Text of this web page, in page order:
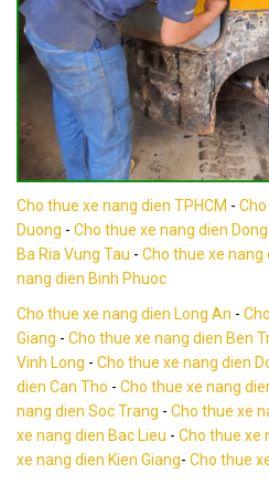
Cho thue xe nang dien TPHCM -
Duong - Cho thue xe nang dien Dong
Ba Ria Vung Tau - Cho thue xe nang
nang dien Binh Phuoc
Cho thue xe nang dien Long An -
Giang - Cho thue xe nang dien Ben
Vinh Long - Cho thue xe nang dien
dien Can Tho - Cho thue xe nang
nang dien Soc Trang - Cho thue xe
xe nang dien Bac Lieu - Cho thue xe
xe nang dien Kien Giang- Cho thue